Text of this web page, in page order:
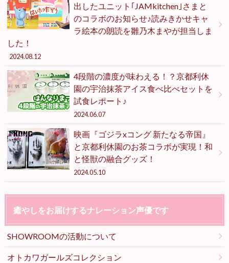
出したユニット｢JAMkitchen｣さまと
のコラボのお知らせ♪読みきかせキャ
ラ絵本の朗読を雛乃木まやが担当しま
した！
2024.08.12
4段階の濃度が味わえる！？京都利休
園の宇治抹茶アイス食べ比べセットを
試食レポート♪
2024.06.07
映画『ゴジラxコング 新たなる帝国』
と京都利休園のお茶コラボが実現！和
と怪獣の融合グッズ！
2024.05.10
癒やしをお届けするナレーション声優です
SHOWROOMの活動について
オトカワガールズコレクション